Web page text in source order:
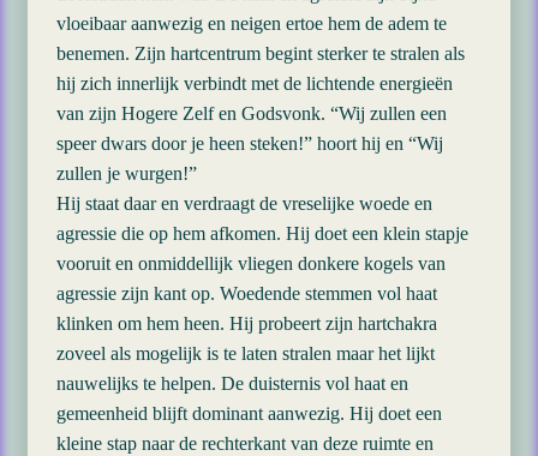
vloeibaar aanwezig en neigen ertoe hem de adem te
benemen. Zijn hartcentrum begint sterker te stralen als
hij zich innerlijk verbindt met de lichtende energieën
van zijn Hogere Zelf en Godsvonk. “Wij zullen een
speer dwars door je heen steken!” hoort hij en “Wij
zullen je wurgen!”
Hij staat daar en verdraagt de vreselijke woede en
agressie die op hem afkomen. Hij doet een klein stapje
vooruit en onmiddellijk vliegen donkere kogels van
agressie zijn kant op. Woedende stemmen vol haat
klinken om hem heen. Hij probeert zijn hartchakra
zoveel als mogelijk is te laten stralen maar het lijkt
nauwelijks te helpen. De duisternis vol haat en
gemeenheid blijft dominant aanwezig. Hij doet een
kleine stap naar de rechterkant van deze ruimte en